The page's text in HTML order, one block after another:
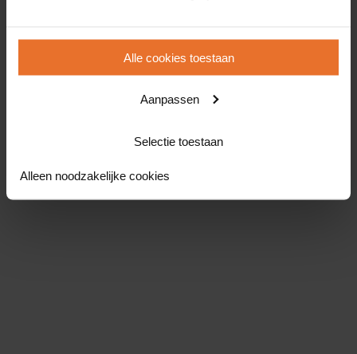
Alle cookies toestaan
Aanpassen
Selectie toestaan
Alleen noodzakelijke cookies